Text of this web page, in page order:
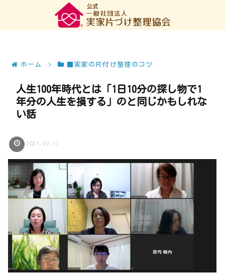
ホーム ■実家の片付け整理のコツ
人生100年時代とは「1日10分の探し物で1
年分の人生を損する」のと同じかもしれな
い話
2021.07.17